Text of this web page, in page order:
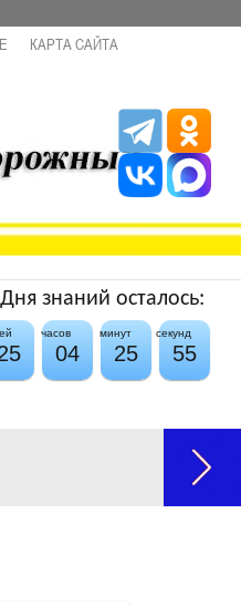
КАРТА САЙТА
знаний осталось:
часов минут секунд
04 25 55